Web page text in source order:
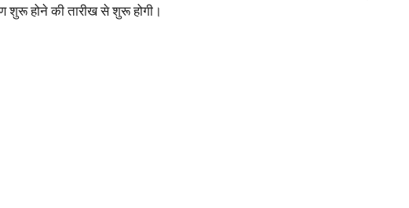
शुरू होने की तारीख से शुरू होगी।